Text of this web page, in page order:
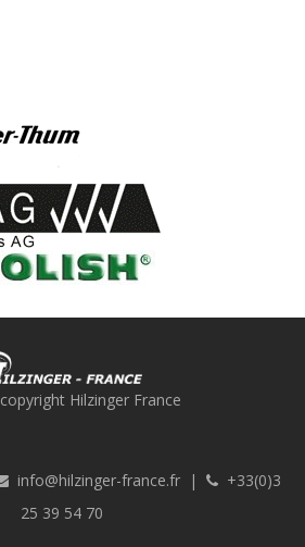
Hilzinger France
info@hilzinger-france.fr|
+33(0)3
25 39 54 70